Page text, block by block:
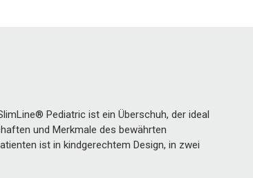
Pediatric ist ein Überschuh, der ideal
und Merkmale des bewährten
ist in kindgerechtem Design, in zwei